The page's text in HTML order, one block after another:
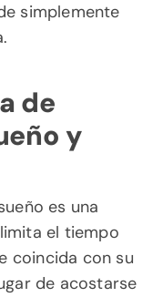
simplemente
de
y
es una
el tiempo
coincida con su
de acostarse